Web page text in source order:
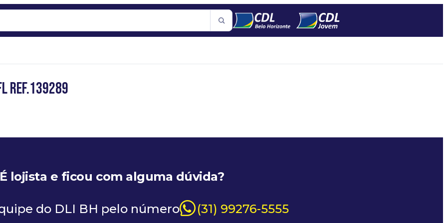
REF.139289
lojista e ficou com alguma dúvida?
do DLI BH pelo número (31) 99276-5555